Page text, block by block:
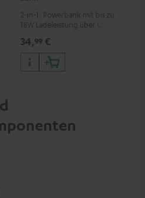
2-in-1: Powerbank mit bis zu
18W Ladeleistung über USB
bis zu 10W Ladestrom
34,99 €